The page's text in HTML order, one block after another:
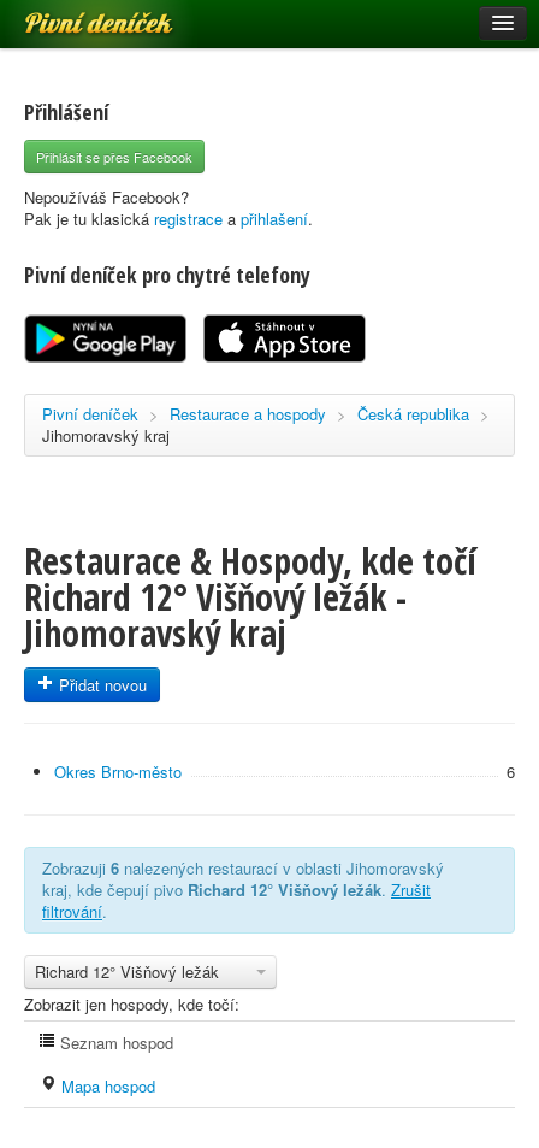
Pivní deníček
Pivní mapa
Pivní značky
Nápověda
Registrace
Přihlášení
Přihlásit se přes Facebook
Nepoužíváš Facebook?
Pak je tu klasická registrace a přihlašení.
Pivní deníček pro chytré telefony
Pivní deníček > Restaurace a hospody > Česká republika >
Jihomoravský kraj
Restaurace & Hospody, kde točí
Richard 12° Višňový ležák -
Jihomoravský kraj
Přidat novou
Okres Brno-město 6
Zobrazuji 6 nalezených restaurací v oblasti Jihomoravský
kraj, kde čepují pivo Richard 12° Višňový ležák. Zrušit
filtrování.
Richard 12° Višňový ležák
Zobrazit jen hospody, kde točí:
Seznam hospod
Mapa hospod